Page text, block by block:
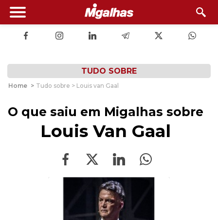
TUDO SOBRE
Home > Tudo sobre > Louis van Gaal
O que saiu em Migalhas sobre
Louis Van Gaal